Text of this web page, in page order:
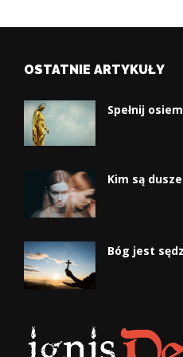
OSTATNIE ARTYKUŁY
Spełnij
Kim są
Bóg jest